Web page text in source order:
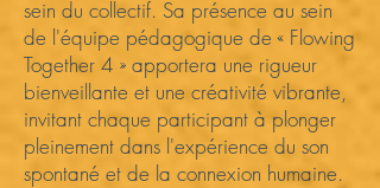
sein du collectif. Sa présence au sein
de l'équipe pédagogique de « Flowing
Together 4 » apportera une rigueur
bienveillante et une créativité vibrante,
invitant chaque participant à plonger
pleinement dans l'expérience du son
spontané et de la connexion humaine.